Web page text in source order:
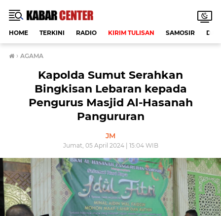
HOME TERKINI RADIO KIRIM TULISAN SAMOSIR
› AGAMA
Kapolda Sumut Serahkan
Bingkisan Lebaran kepada
Pengurus Masjid Al-Hasanah
Pangururan
JM
Jumat, 05 April 2024 | 15:04 WIB